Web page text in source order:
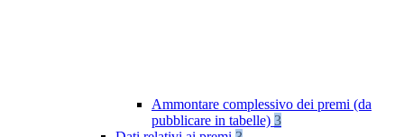
Ammontare complessivo dei premi (da
pubblicare in tabelle) 3